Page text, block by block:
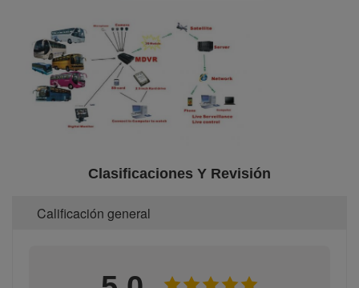
Clasificaciones Y Revisión
Calificación general